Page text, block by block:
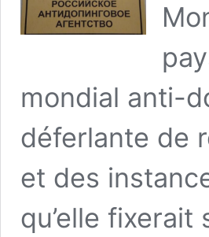
mondial anti-
déferlante de
et des
qu’elle